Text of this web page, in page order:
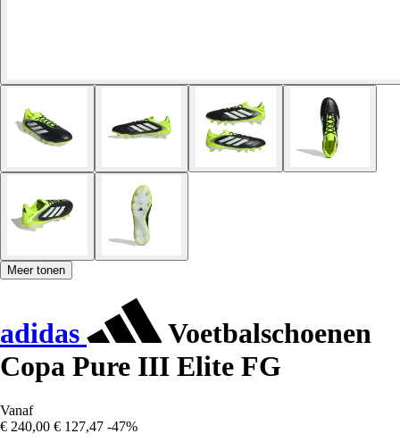
Meer tonen
adidas
Voetbalschoenen
Copa Pure III Elite FG
Vanaf
€ 240,00 € 127,47 -47%